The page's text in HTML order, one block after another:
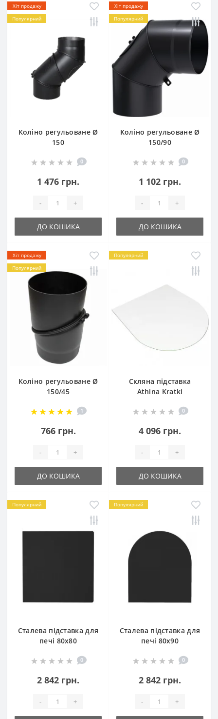
Хіт продажу
Популярний
Коліно регульоване Ø
150
0
1 476 грн.
- +
ДО КОШИКА
Хіт продажу
Популярний
Коліно регульоване Ø
150/90
0
1 102 грн.
- +
ДО КОШИКА
Хіт продажу
Популярний
Коліно регульоване Ø
150/45
1
766 грн.
- +
ДО КОШИКА
Популярний
Скляна підставка
Athina Kratki
0
4 096 грн.
- +
ДО КОШИКА
Популярний
Сталева підставка для
печі 80х80
0
2 842 грн.
- +
Популярний
Сталева підставка для
печі 80х90
0
2 842 грн.
- +